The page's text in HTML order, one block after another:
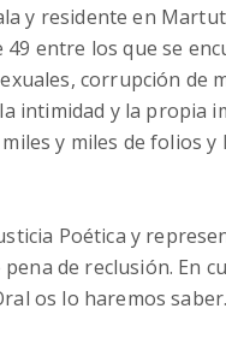
y residente en
entre los que se
corrupción de
intimidad y la propia
y miles de folios y
Poética y
de reclusión. En
os lo haremos saber.